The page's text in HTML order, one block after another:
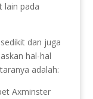
lain pada
dan juga
hal-hal
adalah:
Axminster